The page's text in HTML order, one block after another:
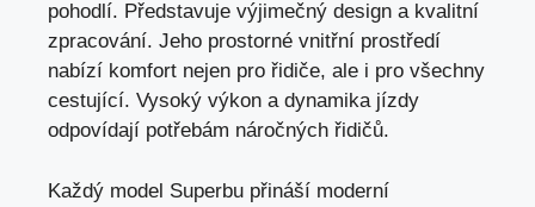
pohodlí. Představuje výjimečný design a kvalitní
zpracování. Jeho prostorné vnitřní prostředí
nabízí komfort nejen pro řidiče, ale i pro všechny
cestující. Vysoký výkon a dynamika jízdy
odpovídají potřebám náročných řidičů.
Každý model Superbu přináší moderní